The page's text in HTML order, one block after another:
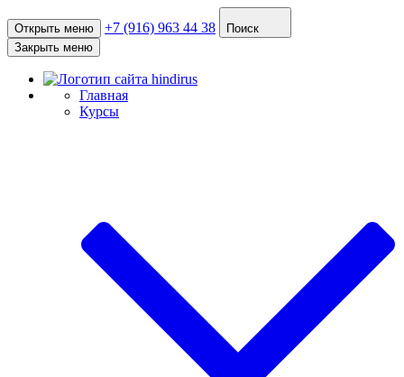
Открыть меню +7 (916) 963 44 38
Поиск
Закрыть меню
Главная
Курсы